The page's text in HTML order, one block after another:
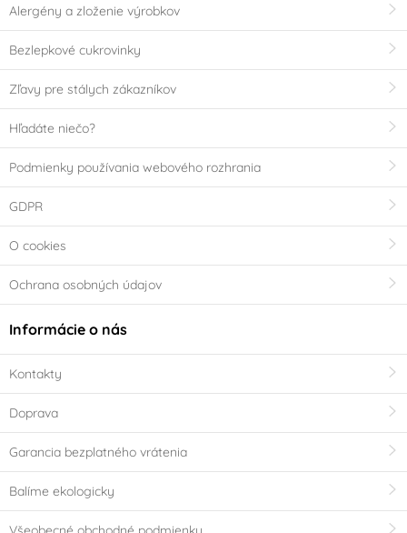
Alergény a zloženie výrobkov
Bezlepkové cukrovinky
Zľavy pre stálych zákazníkov
Hľadáte niečo?
Podmienky používania webového rozhrania
GDPR
O cookies
Ochrana osobných údajov
Informácie o nás
Kontakty
Doprava
Garancia bezplatného vrátenia
Balíme ekologicky